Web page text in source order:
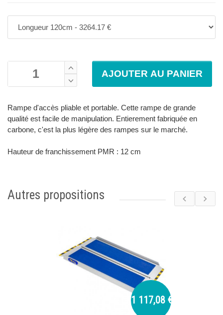
Rampe d'accès pliable et portable. Cette rampe de grande
qualité est facile de manipulation. Entierement fabriquée en
carbone, c'est la plus légère des rampes sur le marché.
Hauteur de franchissement PMR : 12 cm
Autres propositions
1 117,08 €